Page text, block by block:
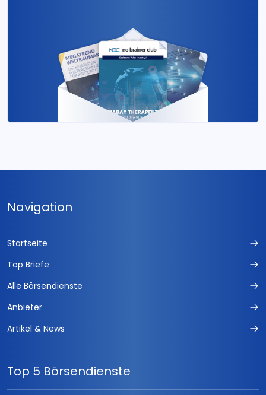
Navigation
Startseite
Top Briefe
Alle Börsendienste
Anbieter
Artikel & News
Top 5 Börsendienste